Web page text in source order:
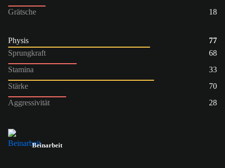
Grätsche
18
Physis
77
Sprungkraft
68
Stamina
33
Stärke
70
Aggressivität
28
Beinarbeit